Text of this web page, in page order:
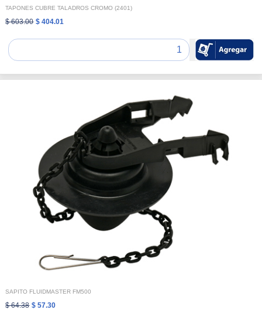
TAPONES CUBRE TALADROS CROMO (2401)
$ 603.00 $ 404.01
SAPITO FLUIDMASTER FM500
$ 64.38 $ 57.30